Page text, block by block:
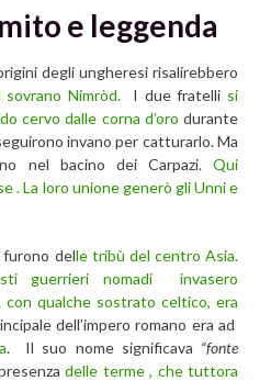
e leggenda
degli ungheresi risalirebbero
Nimròd.I due fratelli si
cervo dalle corna d’oro durante
invano per catturarlo. Ma
nel bacino dei Carpazi. Qui
. La loro unione generò gli Unni e
delle tribù del centro Asia.
guerrieri nomadi invasero
con qualche sostrato celtico, era
dell’impero romano era ad
. Il suo nome significava “fonte
delle terme , che tuttora